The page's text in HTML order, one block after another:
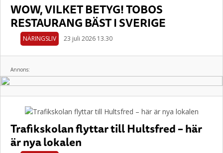
WOW, VILKET BETYG! TOBOS
RESTAURANG BÄST I SVERIGE
NÄRINGSLIV 23 juli 2026 13.30
Annons:
Trafikskolan flyttar till Hultsfred – här
är nya lokalen